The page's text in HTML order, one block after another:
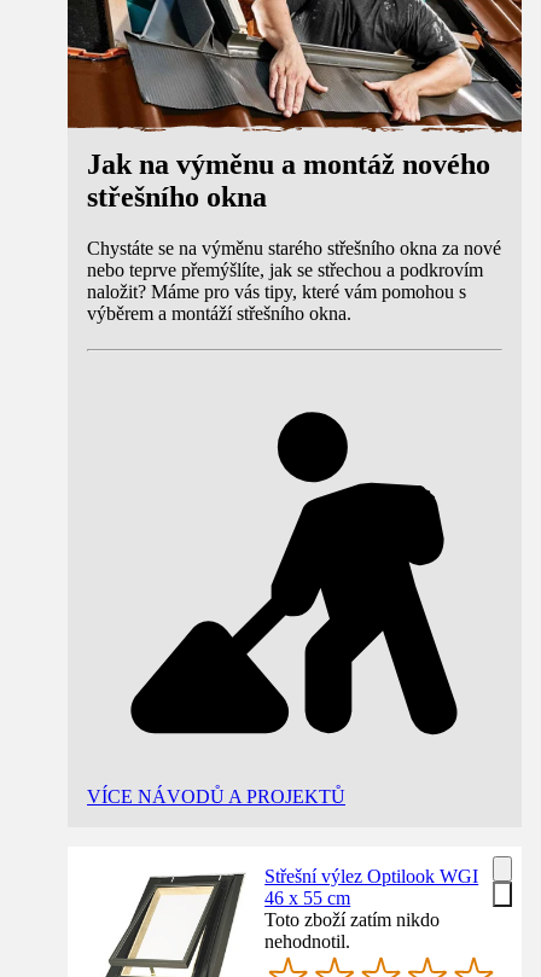
Jak na výměnu a montáž nového
střešního okna
Chystáte se na výměnu starého střešního okna za nové
nebo teprve přemýšlíte, jak se střechou a podkrovím
naložit? Máme pro vás tipy, které vám pomohou s
výběrem a montáží střešního okna.
VÍCE NÁVODŮ A PROJEKTŮ
Střešní výlez Optilook WGI
46 x 55 cm
Toto zboží zatím nikdo
nehodnotil.